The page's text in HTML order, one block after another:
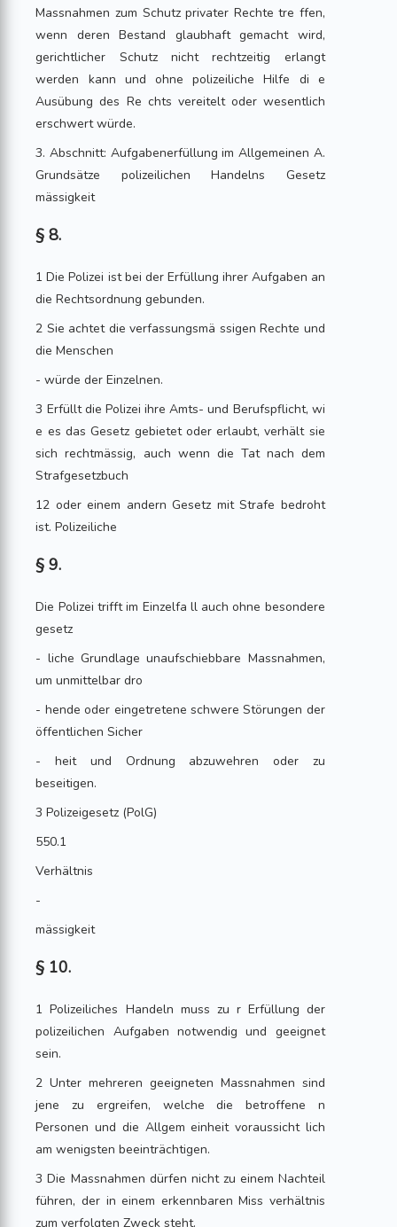
Massnahmen zum Schutz privater Rechte tre ffen,
wenn deren Bestand glaubhaft gemacht wird,
gerichtlicher Schutz nicht rechtzeitig erlangt
werden kann und ohne polizeiliche Hilfe di e
Ausübung des Re chts vereitelt oder wesentlich
erschwert würde.
3. Abschnitt: Aufgabenerfüllung im Allgemeinen A.
Grundsätze polizeilichen Handelns Gesetz
mässigkeit
§ 8.
1 Die Polizei ist bei der Erfüllung ihrer Aufgaben an
die Rechtsordnung gebunden.
2 Sie achtet die verfassungsmä ssigen Rechte und
die Menschen
- würde der Einzelnen.
3 Erfüllt die Polizei ihre Amts- und Berufspflicht, wi
e es das Gesetz gebietet oder erlaubt, verhält sie
sich rechtmässig, auch wenn die Tat nach dem
Strafgesetzbuch
12 oder einem andern Gesetz mit Strafe bedroht
ist. Polizeiliche
§ 9.
Die Polizei trifft im Einzelfa ll auch ohne besondere
gesetz
- liche Grundlage unaufschiebbare Massnahmen,
um unmittelbar dro
- hende oder eingetretene schwere Störungen der
öffentlichen Sicher
- heit und Ordnung abzuwehren oder zu
beseitigen.
3 Polizeigesetz (PolG)
550.1
Verhältnis
-
mässigkeit
§ 10.
1 Polizeiliches Handeln muss zu r Erfüllung der
polizeilichen Aufgaben notwendig und geeignet
sein.
2 Unter mehreren geeigneten Massnahmen sind
jene zu ergreifen, welche die betroffene n
Personen und die Allgem einheit voraussicht lich
am wenigsten beeinträchtigen.
3 Die Massnahmen dürfen nicht zu einem Nachteil
führen, der in einem erkennbaren Miss verhältnis
zum verfolgten Zweck steht.